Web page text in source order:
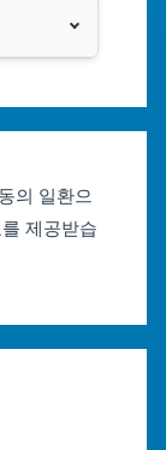
의 일환으
제공받습